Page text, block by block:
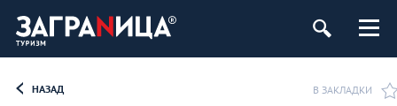
НАЗАД В ЗАКЛАДКИ